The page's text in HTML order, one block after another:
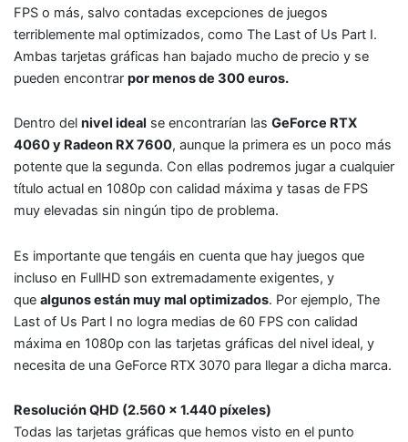
FPS o más, salvo contadas excepciones de juegos
terriblemente mal optimizados, como The Last of Us Part I.
Ambas tarjetas gráficas han bajado mucho de precio y se
pueden encontrar por menos de 300 euros.
Dentro del nivel ideal se encontrarían las GeForce RTX
4060 y Radeon RX 7600, aunque la primera es un poco más
potente que la segunda. Con ellas podremos jugar a cualquier
título actual en 1080p con calidad máxima y tasas de FPS
muy elevadas sin ningún tipo de problema.
Es importante que tengáis en cuenta que hay juegos que
incluso en FullHD son extremadamente exigentes, y
que algunos están muy mal optimizados. Por ejemplo, The
Last of Us Part I no logra medias de 60 FPS con calidad
máxima en 1080p con las tarjetas gráficas del nivel ideal, y
necesita de una GeForce RTX 3070 para llegar a dicha marca.
Resolución QHD (2.560 x 1.440 píxeles)
Todas las tarjetas gráficas que hemos visto en el punto